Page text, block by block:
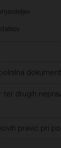
ter drugih
pravic pri